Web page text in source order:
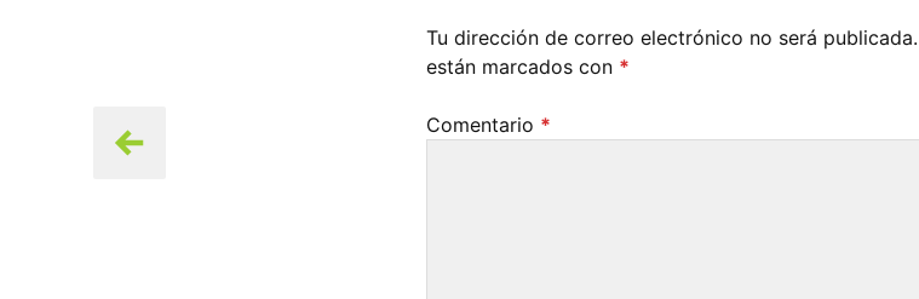
Tu dirección de correo electrónico no será publicada.
están marcados con *
Comentario *